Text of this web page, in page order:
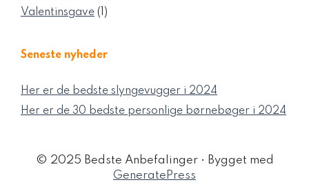
Valentinsgave
1
Seneste nyheder
Her er de bedste slyngevugger i 2024
Her er de 30 bedste personlige børnebøger i 2024
© 2025 Bedste Anbefalinger• Bygget med
GeneratePress